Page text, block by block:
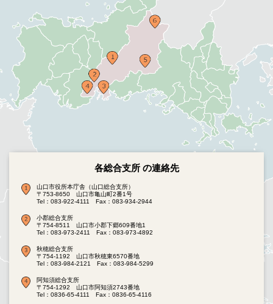
各総合支所 の連絡先
山口市役所本庁舎（山口総合支所）
〒753-8650 山口市亀山町2番1号
Tel：083-922-4111
Fax：083-934-2944
小郡総合支所
〒754-8511 山口市小郡下郷609番地1
Tel：083-973-2411
Fax：083-973-4892
秋穂総合支所
〒754-1192 山口市秋穂東6570番地
Tel：083-984-2121
Fax：083-984-5299
阿知須総合支所
〒754-1292 山口市阿知須2743番地
Tel：0836-65-4111
Fax：0836-65-4116